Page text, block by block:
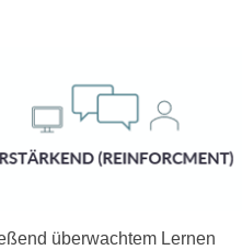
überwachtem Lernen